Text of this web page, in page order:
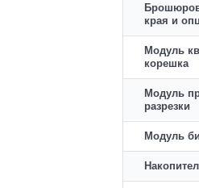
края и
Модуль
корешка
Модуль
разрезки
Модуль